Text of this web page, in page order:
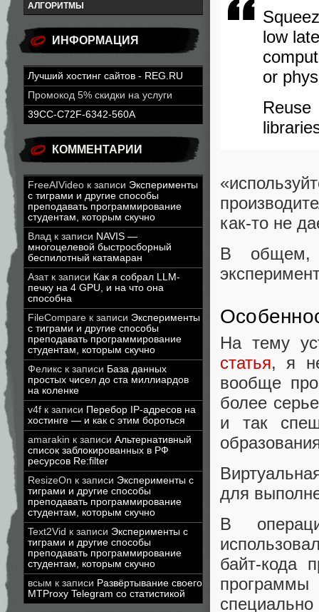
АЛГОРИТМЫ
ИНФОРМАЦИЯ
Лучший хостинг сайтов - REG.RU
Промокод 5% скидки на услуги
39CC-C72F-6342-560A
КОММЕНТАРИИ
FreeAIVideo к записи Эксперименты
с тиграми и другие способы
преподавать программирование
студентам, которым скучно
Влад к записи NAVIS —
многоцелевой быстросборный
беспилотный катамаран
Азатк записи Как я собрал LLM-
печку на 4 GPU, и на что она
способна
FileCompare к записи Эксперименты
с тиграми и другие способы
преподавать программирование
студентам, которым скучно
Феликс к записи База данных
простых чисел до ста миллиардов
на коленке
v4f к записи Перебор IP-адресов на
хостинге — и как с этим бороться
amarakin к записи Альтернативный
список заблокированных в РФ
ресурсов Re:filter
ResizeOn к записи Эксперименты с
тиграми и другие способы
преподавать программирование
студентам, которым скучно
Text2Vid к записи Эксперименты с
тиграми и другие способы
преподавать программирование
студентам, которым скучно
всым к записи Развёртывание своего
MTProxy Telegram со статистикой
low
or
как-то не
В общем,
На тему
статья, я
вообще
более
и так
для
В
байт-кода